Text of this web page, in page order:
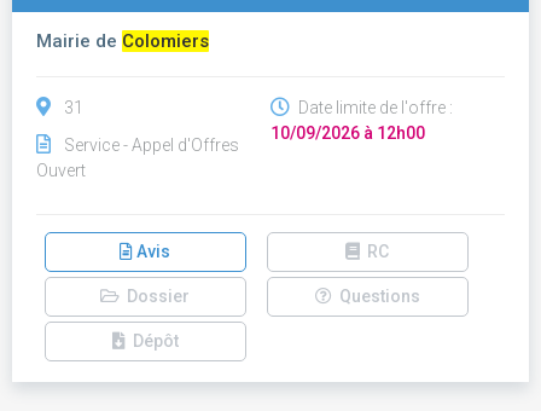
Mairie de Colomiers
31
Service - Appel d'Offres
Ouvert
Date limite de l'offre :
10/09/2026 à 12h00
Avis RC
Dossier Questions
Dépôt